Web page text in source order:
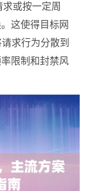
或按一定周
这使得目标网
求行为分散到
限制和封禁风